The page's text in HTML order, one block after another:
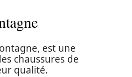
est une
chaussures de
qualité.